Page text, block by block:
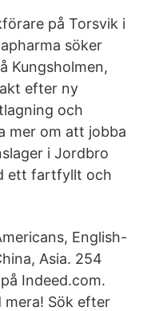
på Torsvik i
söker
Kungsholmen,
efter ny
och
mer om att jobba
i Jordbro
ett fartfyllt och
English-
Asia. 254
Indeed.com.
mera! Sök efter